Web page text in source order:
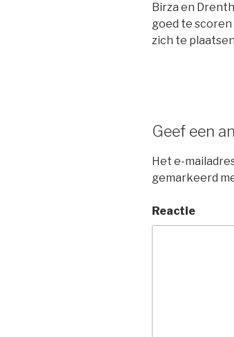
Birza en
goed te
zich te
Geef een
Het e-
gemarkeerd
Reactie